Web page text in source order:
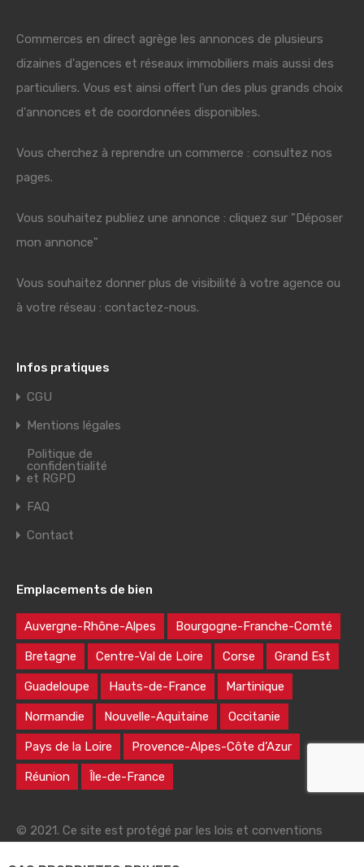
Commerces en direct agrège les annonces de plusieurs
dizaines d'agences et réseaux immobiliers mais aussi des
particuliers. Vous est ainsi offert l'un des plus grands choix
d'annonces et de coordonnées disponibles.
Vous cherchez à reprendre un commerce : consultez nos
pages.
Vous souhaitez publiez une annonce : cliquez sur "Déposer
mon annonce"
Vous souhaitez donner plus de visibilité à votre agence ou
à votre réseau : contactez-nous.
Infos pratiques
CGU
Mentions légales
Politique de
confidentialité
et RGPD
FAQ
Contact
Emplacements de bien
Auvergne-Rhône-Alpes Bourgogne-Franche-Comté
Bretagne Centre-Val de Loire Corse Grand Est
Guadeloupe Hauts-de-France Martinique
Normandie Nouvelle-Aquitaine Occitanie
Pays de la Loire Provence-Alpes-Côte d’Azur
Réunion Île-de-France
© 2021. Ce site est protégé par les lois et conventions